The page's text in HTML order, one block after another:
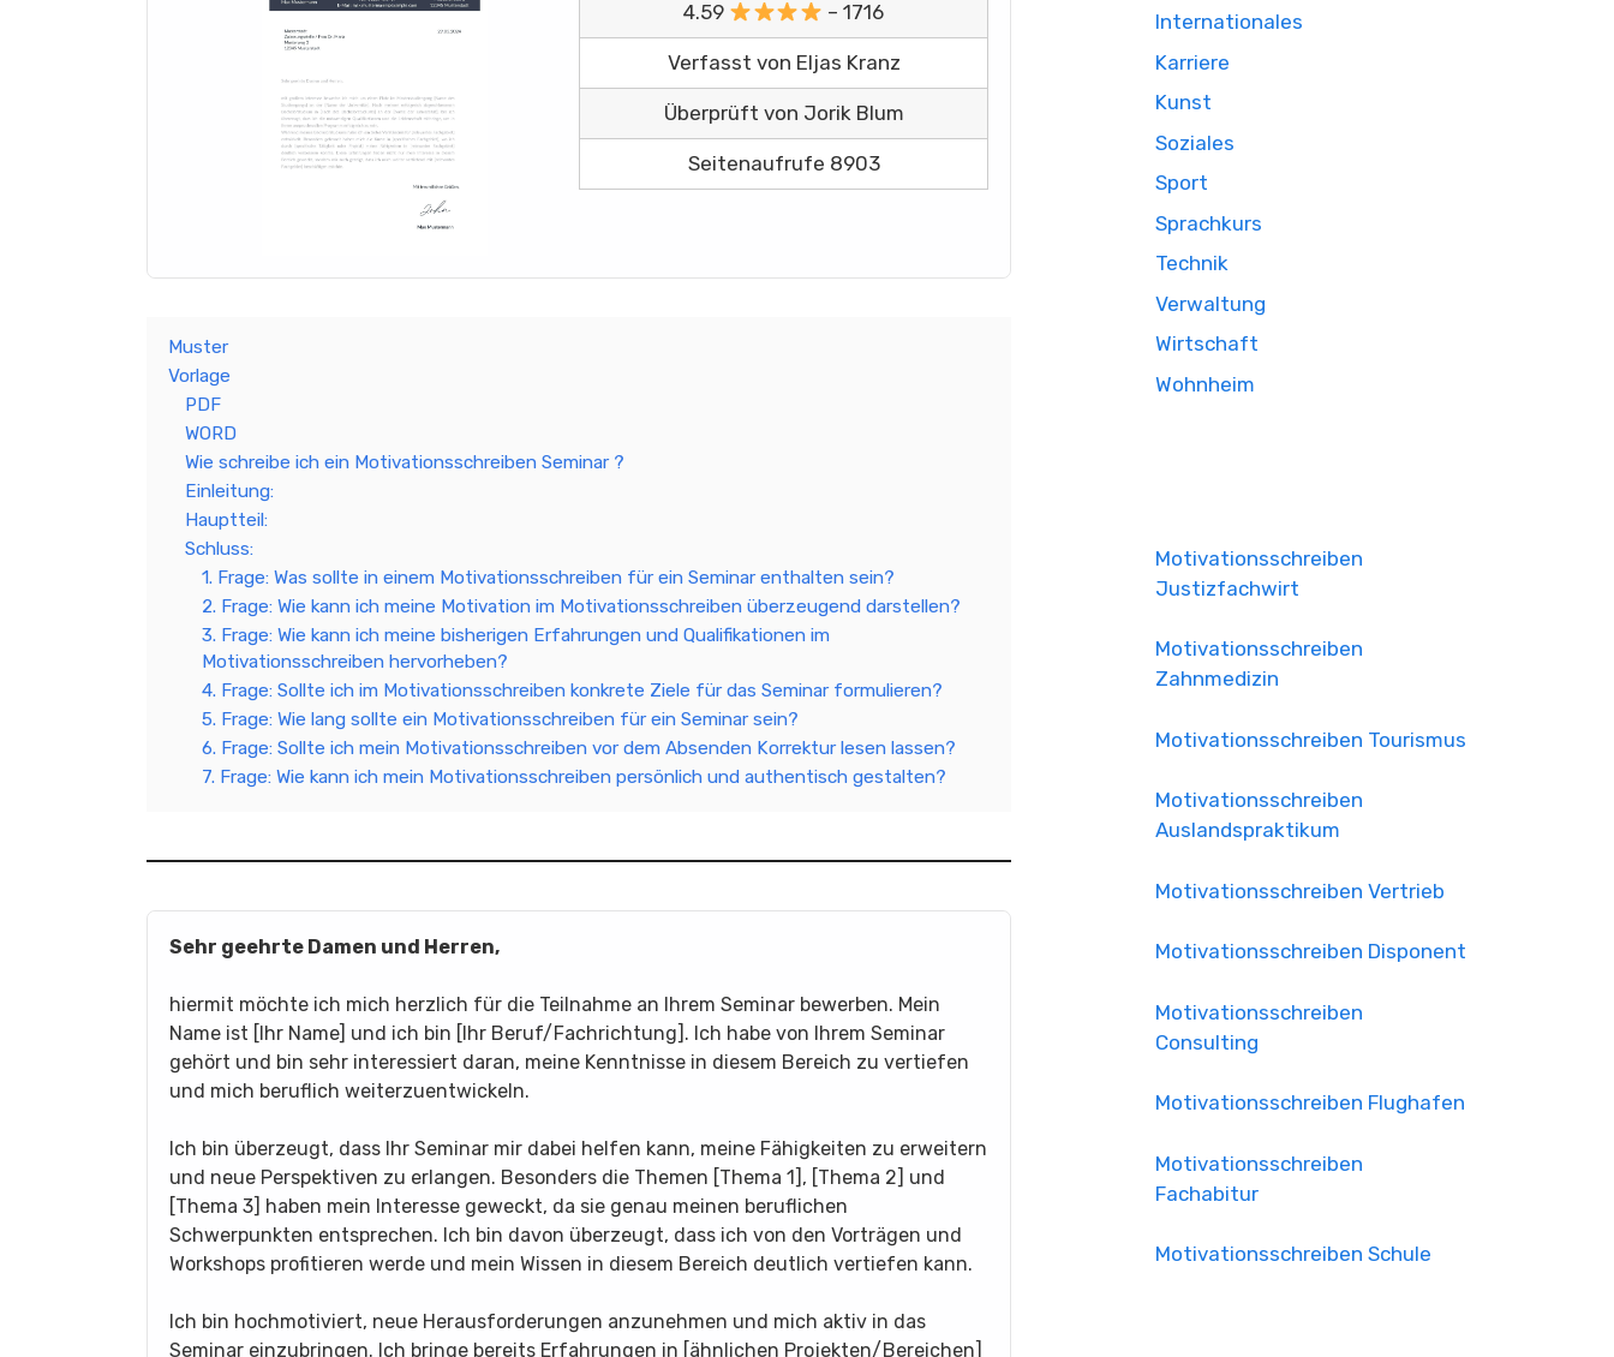
4.59 – 1716
Verfasst von Eljas Kranz
Überprüft von Jorik Blum
Seitenaufrufe 8903
Muster
Vorlage
PDF
WORD
Wie schreibe ich ein Motivationsschreiben Seminar ?
Einleitung:
Hauptteil:
Schluss:
1. Frage: Was sollte in einem Motivationsschreiben für ein Seminar enthalten sein?
2. Frage: Wie kann ich meine Motivation im Motivationsschreiben überzeugend darstellen?
3. Frage: Wie kann ich meine bisherigen Erfahrungen und Qualifikationen im
Motivationsschreiben hervorheben?
4. Frage: Sollte ich im Motivationsschreiben konkrete Ziele für das Seminar formulieren?
5. Frage: Wie lang sollte ein Motivationsschreiben für ein Seminar sein?
6. Frage: Sollte ich mein Motivationsschreiben vor dem Absenden Korrektur lesen lassen?
7. Frage: Wie kann ich mein Motivationsschreiben persönlich und authentisch gestalten?
Sehr geehrte Damen und Herren,
hiermit möchte ich mich herzlich für die Teilnahme an Ihrem Seminar bewerben. Mein
Name ist [Ihr Name] und ich bin [Ihr Beruf/Fachrichtung]. Ich habe von Ihrem Seminar
gehört und bin sehr interessiert daran, meine Kenntnisse in diesem Bereich zu vertiefen
und mich beruflich weiterzuentwickeln.
Ich bin überzeugt, dass Ihr Seminar mir dabei helfen kann, meine Fähigkeiten zu erweitern
und neue Perspektiven zu erlangen. Besonders die Themen [Thema 1], [Thema 2] und
[Thema 3] haben mein Interesse geweckt, da sie genau meinen beruflichen
Schwerpunkten entsprechen. Ich bin davon überzeugt, dass ich von den Vorträgen und
Workshops profitieren werde und mein Wissen in diesem Bereich deutlich vertiefen kann.
Ich bin hochmotiviert, neue Herausforderungen anzunehmen und mich aktiv in das
Seminar einzubringen. Ich bringe bereits Erfahrungen in [ähnlichen Projekten/Bereichen]
Internationales
Karriere
Kunst
Soziales
Sport
Sprachkurs
Technik
Verwaltung
Wirtschaft
Wohnheim
Motivationsschreiben
Justizfachwirt
Motivationsschreiben
Zahnmedizin
Motivationsschreiben Tourismus
Motivationsschreiben
Auslandspraktikum
Motivationsschreiben Vertrieb
Motivationsschreiben Disponent
Motivationsschreiben
Consulting
Motivationsschreiben Flughafen
Motivationsschreiben
Fachabitur
Motivationsschreiben Schule